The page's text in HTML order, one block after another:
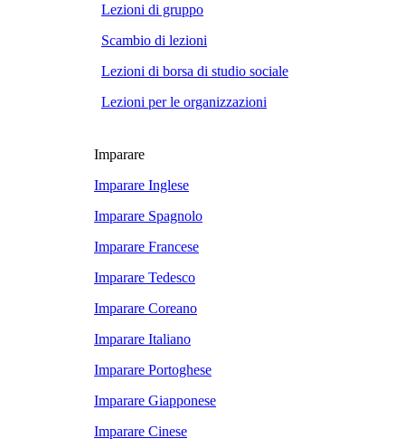
Lezioni di gruppo
Scambio di lezioni
Lezioni di borsa di studio sociale
Lezioni per le organizzazioni
Imparare
Imparare Inglese
Imparare Spagnolo
Imparare Francese
Imparare Tedesco
Imparare Coreano
Imparare Italiano
Imparare Portoghese
Imparare Giapponese
Imparare Cinese